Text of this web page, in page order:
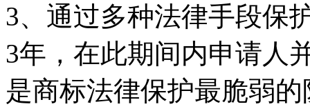
3、通过多种法律手段保
3年，在此期间内申请人
是商标法律保护最脆弱